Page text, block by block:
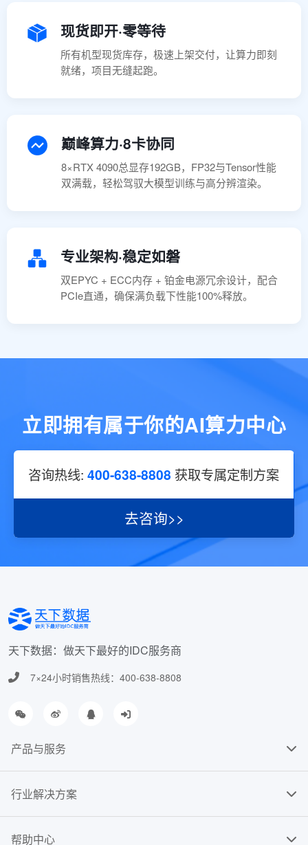
现货即开·零等待
所有机型现货库存，极速上架交付，让算力即刻
就绪，项目无缝起跑。
巅峰算力·8卡协同
8×RTX 4090总显存192GB，FP32与Tensor性能
双满载，轻松驾驭大模型训练与高分辨渲染。
专业架构·稳定如磐
双EPYC + ECC内存 + 铂金电源冗余设计，配合
PCIe直通，确保满负载下性能100%释放。
立即拥有属于你的AI算力中心
咨询热线: 400-638-8808 获取专属定制方案
去咨询>>
天下数据：做天下最好的IDC服务商
7×24小时销售热线：400-638-8808
产品与服务
行业解决方案
帮助中心